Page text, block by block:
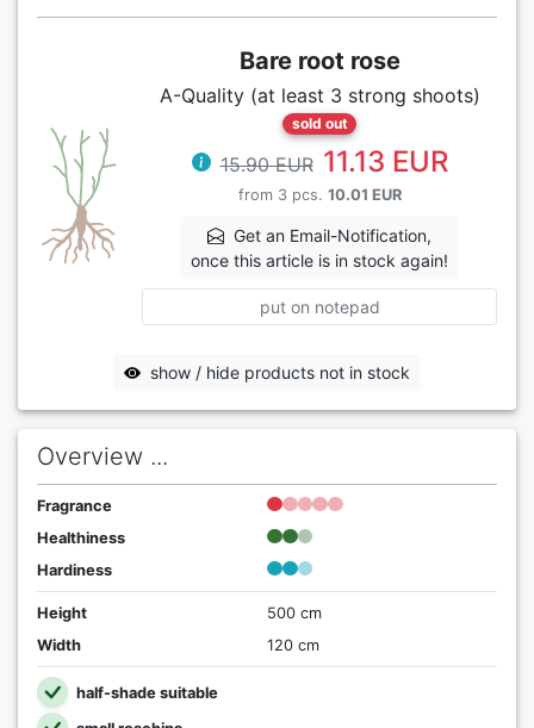
Bare root rose
A-Quality (at least 3 strong shoots)
sold out
15.90 EUR 11.13 EUR
from 3 pcs. 10.01 EUR
Get an Email-Notification,
once this article is in stock again!
put on notepad
show / hide products not in stock
Overview ...
Fragrance
Healthiness
Hardiness
Height
500 cm
Width
120 cm
half-shade suitable